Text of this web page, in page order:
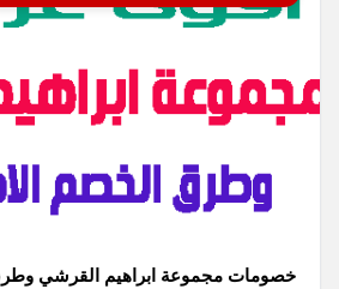
خصومات مجموعة ابراهيم القرشي